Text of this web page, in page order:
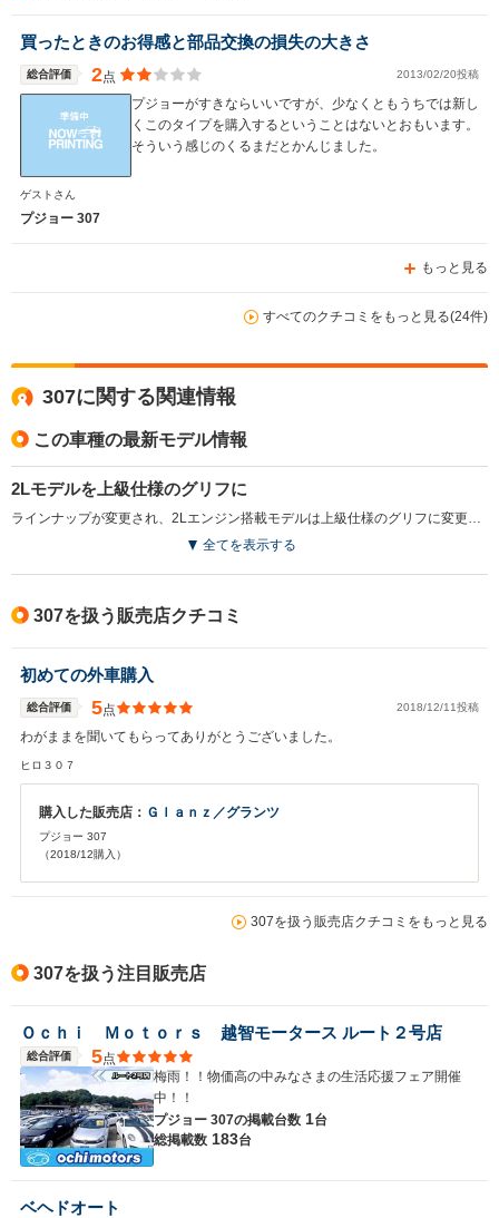
買ったときのお得感と部品交換の損失の大きさ
総合評価 2点 2013/02/20投稿
プジョーがすきならいいですが、少なくともうちでは新し
くこのタイプを購入するということはないとおもいます。
そういう感じのくるまだとかんじました。
ゲストさん
プジョー 307
もっと見る
すべてのクチコミをもっと見る(24件)
307に関する関連情報
この車種の最新モデル情報
2Lモデルを上級仕様のグリフに
ラインナップが変更され、2Lエンジン搭載モデルは上級仕様のグリフに変更された。グリフには黒革シート＆トリム、17インチホイール、キセノンヘッドライトなどが装着される。フェリーヌもHDDナビなど、装備をさらに充実させた。（2007.7）
全てを表示する
307を扱う販売店クチコミ
初めての外車購入
総合評価 5点 2018/12/11投稿
わがままを聞いてもらってありがとうございました。
ヒロ３０７
購入した販売店： Ｇｌａｎｚ／グランツ
プジョー 307
（2018/12購入）
307を扱う販売店クチコミをもっと見る
307を扱う注目販売店
Ｏｃｈｉ Ｍｏｔｏｒｓ 越智モータース ルート２号店
総合評価 5点
梅雨！！物価高の中みなさまの生活応援フェア開催
中！！
プジョー 307の掲載台数 1台
総掲載数 183台
ベヘドオート